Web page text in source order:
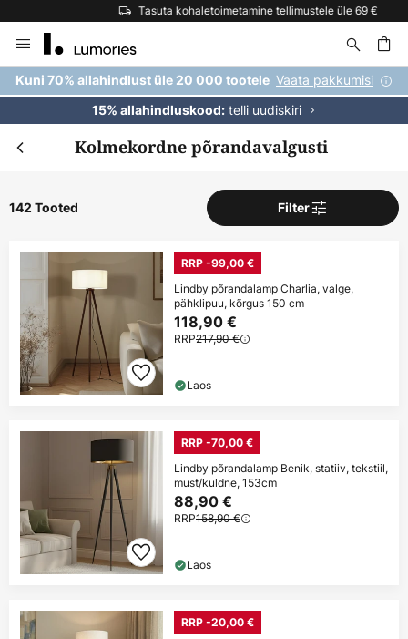
Tasuta kohaletoimetamine tellimustele üle 69 €
to
Content
Kuni 70% allahindlust üle 20 000 tootele Vaata pakkumisi
15% allahindluskood:telli uudiskiri
Kolmekordne põrandavalgusti
142 Tooted Filter
RRP -99,00 €
Lindby põrandalamp Charlia, valge,
pähklipuu, kõrgus 150 cm
118,90 €
RRP217,90 €
Laos
RRP -70,00 €
Lindby põrandalamp Benik, statiiv, tekstiil,
must/kuldne, 153cm
88,90 €
RRP158,90 €
Laos
RRP -20,00 €